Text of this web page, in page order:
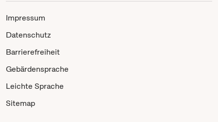
Impressum
Datenschutz
Barrierefreiheit
Gebärdensprache
Leichte Sprache
Sitemap